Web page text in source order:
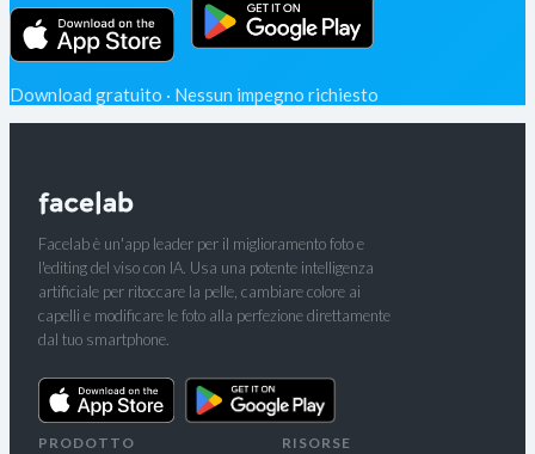
Download gratuito · Nessun impegno richiesto
Facelab è un'app leader per il miglioramento foto e
l'editing del viso con IA. Usa una potente intelligenza
artificiale per ritoccare la pelle, cambiare colore ai
capelli e modificare le foto alla perfezione direttamente
dal tuo smartphone.
PRODOTTO RISORSE